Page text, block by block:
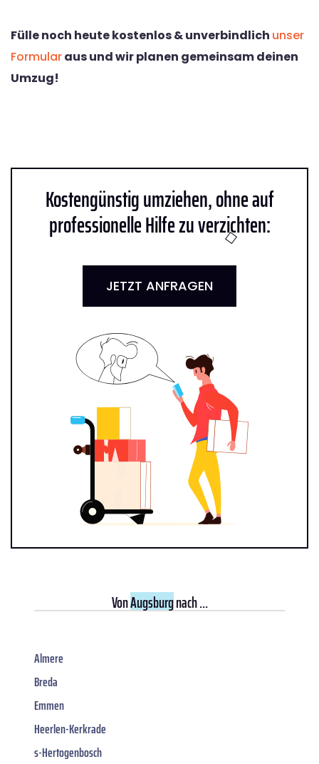
Fülle noch heute kostenlos & unverbindlich unser
Formularaus und wir planen gemeinsam deinen
Umzug!
Kostengünstig umziehen, ohne auf
professionelle Hilfe zu verzichten:
JETZT ANFRAGEN
VonAugsburgnach ...
Almere
Breda
Emmen
Heerlen-Kerkrade
s-Hertogenbosch